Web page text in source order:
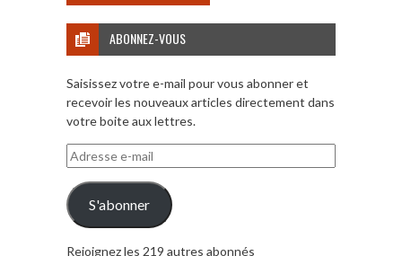
ABONNEZ-VOUS
Saisissez votre e-mail pour vous abonner et
recevoir les nouveaux articles directement dans
votre boite aux lettres.
Adresse
e-
mail
S'abonner
Rejoignez les 219 autres abonnés